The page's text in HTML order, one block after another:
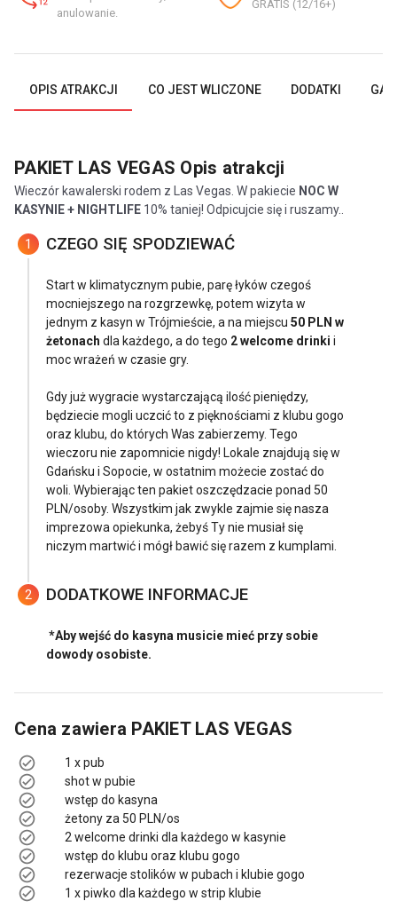
anulowanie.
GRATIS (12/16+)
OPIS ATRAKCJI CO JEST WLICZONE DODATKI
PAKIET LAS VEGAS Opis atrakcji
Wieczór kawalerski rodem z Las Vegas. W pakiecie NOC W
KASYNIE + NIGHTLIFE 10% taniej! Odpicujcie się i ruszamy..
1 CZEGO SIĘ SPODZIEWAĆ
Start w klimatycznym pubie, parę łyków czegoś
mocniejszego na rozgrzewkę, potem wizyta w
jednym z kasyn w Trójmieście, a na miejscu 50 PLN w
żetonach dla każdego, a do tego 2 welcome drinki i
moc wrażeń w czasie gry.
Gdy już wygracie wystarczającą ilość pieniędzy,
będziecie mogli uczcić to z pięknościami z klubu gogo
oraz klubu, do których Was zabierzemy. Tego
wieczoru nie zapomnicie nigdy! Lokale znajdują się w
Gdańsku i Sopocie, w ostatnim możecie zostać do
woli. Wybierając ten pakiet oszczędzacie ponad 50
PLN/osoby. Wszystkim jak zwykle zajmie się nasza
imprezowa opiekunka, żebyś Ty nie musiał się
niczym martwić i mógł bawić się razem z kumplami.
2 DODATKOWE INFORMACJE
*Aby wejść do kasyna musicie mieć przy sobie
dowody osobiste.
Cena zawiera PAKIET LAS VEGAS
1 x pub
shot w pubie
wstęp do kasyna
żetony za 50 PLN/os
2 welcome drinki dla każdego w kasynie
wstęp do klubu oraz klubu gogo
rezerwacje stolików w pubach i klubie gogo
1 x piwko dla każdego w strip klubie